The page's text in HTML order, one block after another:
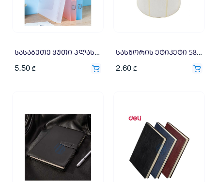
სასაბუთე ყუთი პლასტიკური 35მმ 63210, DELI
5.50 ₾
სასწორის ეტიკეტი 58*30მმ*500 ვიწრო
2.60 ₾